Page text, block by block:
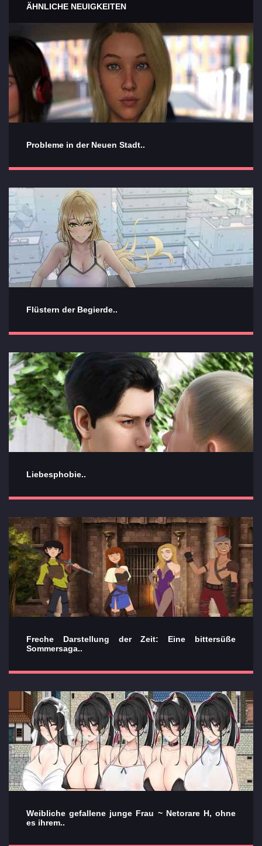
ÄHNLICHE NEUIGKEITEN
Probleme in der Neuen Stadt..
Flüstern der Begierde..
Liebesphobie..
Freche Darstellung der Zeit: Eine bittersüße
Sommersaga..
Weibliche gefallene junge Frau ~ Netorare H, ohne
es ihrem..